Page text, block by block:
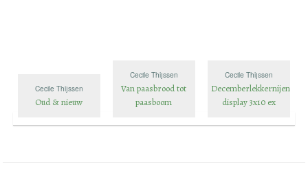
Cecile Thijssen
Oud & nieuw
Cecile Thijssen
Van paasbrood tot
paasboom
Cecile Thijssen
Decemberlekkernijen
display 3x10 ex